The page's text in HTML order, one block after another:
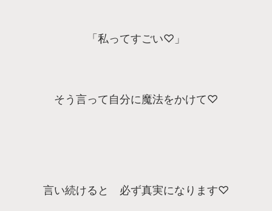
「私ってすごい♡」
そう言って自分に魔法をかけて♡
言い続けると 必ず真実になります♡